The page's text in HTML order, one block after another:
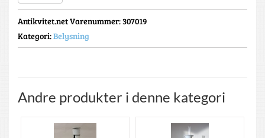
Antikvitet.net Varenummer: 307019
Kategori:Belysning
Andre produkter i denne kategori